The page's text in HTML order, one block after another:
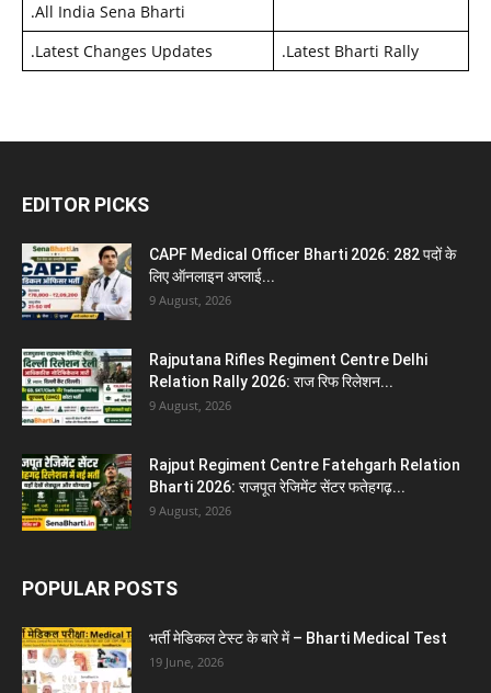
.All India Sena Bharti
.Latest Changes Updates .Latest Bharti Rally
EDITOR PICKS
CAPF Medical Officer Bharti 2026: 282 पदों के
लिए ऑनलाइन अप्लाई...
9 August, 2026
Rajputana Rifles Regiment Centre Delhi
Relation Rally 2026: राज रिफ रिलेशन...
9 August, 2026
Rajput Regiment Centre Fatehgarh Relation
Bharti 2026: राजपूत रेजिमेंट सेंटर फतेहगढ़...
9 August, 2026
POPULAR POSTS
भर्ती मेडिकल टेस्ट के बारे में – Bharti Medical Test
19 June, 2026